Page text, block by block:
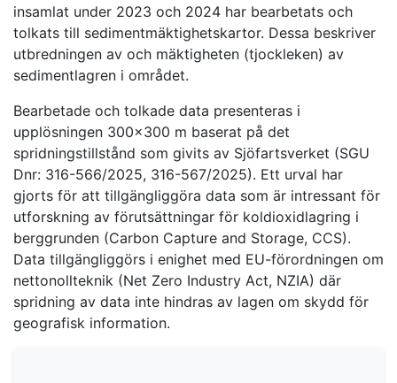
insamlat under 2023 och 2024 har bearbetats och
tolkats till sedimentmäktighetskartor. Dessa beskriver
utbredningen av och mäktigheten (tjockleken) av
sedimentlagren i området.
Bearbetade och tolkade data presenteras i
upplösningen 300x300 m baserat på det
spridningstillstånd som givits av Sjöfartsverket (SGU
Dnr: 316-566/2025, 316-567/2025). Ett urval har
gjorts för att tillgängliggöra data som är intressant för
utforskning av förutsättningar för koldioxidlagring i
berggrunden (Carbon Capture and Storage, CCS).
Data tillgängliggörs i enighet med EU-förordningen om
nettonollteknik (Net Zero Industry Act, NZIA) där
spridning av data inte hindras av lagen om skydd för
geografisk information.